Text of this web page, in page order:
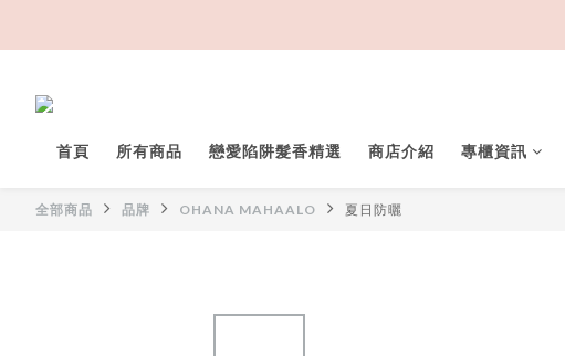
首頁 所有商品 戀愛陷阱髮香精選 商店介紹 專櫃資訊
全部商品 品牌 OHANA MAHAALO 夏日防曬